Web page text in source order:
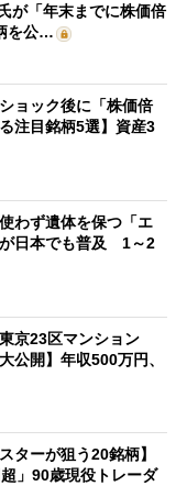
が「年末までに株価倍
を公…
ョック後に「株価倍
注目銘柄5選】資産3
わず遺体を保つ「エ
日本でも普及 1～2
京23区マンション
公開】年収500万円、
ターが狙う20銘柄】
超」90歳現役トレーダ